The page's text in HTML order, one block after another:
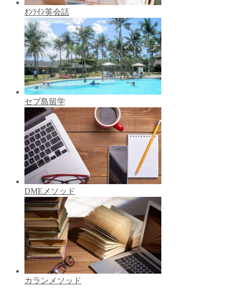
ｵﾝﾗｲﾝ英会話
セブ島留学
DMEメソッド
カランメソッド